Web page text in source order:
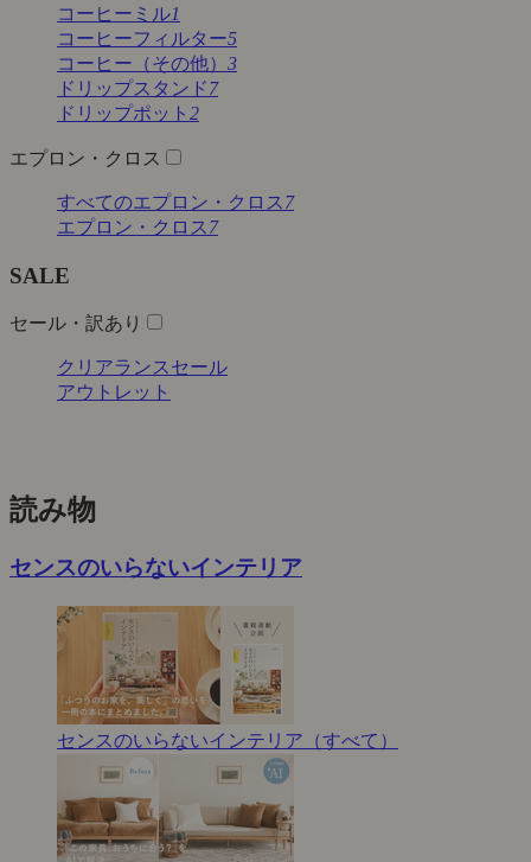
コーヒーミル1
コーヒーフィルター5
コーヒー（その他） 3
ドリップスタンド7
ドリップポット 2
エプロン・クロス
すべてのエプロン・クロス 7
エプロン・クロス 7
SALE
セール・訳あり
クリアランスセール
アウトレット
読み物
センスのいらないインテリア
センスのいらないインテリア（すべて）